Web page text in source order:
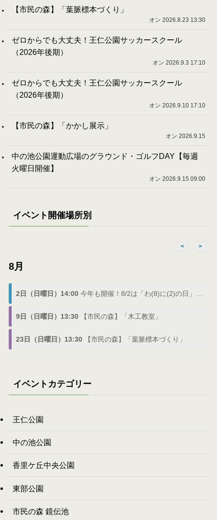
【市民の森】「葉脈標本づくり」
オン 2026.8.23 13:30
ゼロからでも大丈夫！王仁公園サッカースクール
（2026年後期）
オン 2026.9.3 17:10
ゼロからでも大丈夫！王仁公園サッカースクール
（2026年後期）
オン 2026.9.10 17:10
【市民の森】「かかし展示」
オン 2026.9.15
中の池公園運動広場のグラウンド・ゴルフDAY【毎週
火曜日開催】
オン 2026.9.15 09:00
イベント開催場所別
< >
8月
2日（日曜日）14:00 今年も開催！8/2は「わ(8)に(2)の日」でわにフェス
9日（日曜日）13:30 【市民の森】「木工教室」
23日（日曜日）13:30 【市民の森】「葉脈標本づくり」
イベントカテゴリー
王仁公園
中の池公園
香里ケ丘中央公園
東部公園
市民の森 鏡伝池